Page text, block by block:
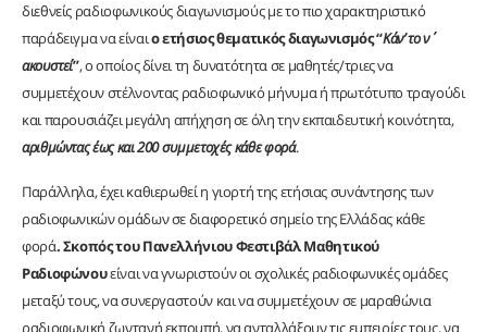
διεθνείς ραδιοφωνικούς διαγωνισμούς με το πιο χαρακτηριστικό
παράδειγμα να είναιο ετήσιος θεματικός διαγωνισμός “Κάν’ το ν΄
ακουστεί”, ο οποίος δίνει τη δυνατότητα σε μαθητές/τριες να
συμμετέχουν στέλνοντας ραδιοφωνικό μήνυμα ή πρωτότυπο τραγούδι
και παρουσιάζει μεγάλη απήχηση σε όλη την εκπαιδευτική κοινότητα,
αριθμώντας έως και 200 συμμετοχές κάθε φορά.
Παράλληλα, έχει καθιερωθεί η γιορτή της ετήσιας συνάντησης των
ραδιοφωνικών ομάδων σε διαφορετικό σημείο της Ελλάδας κάθε
φορά. Σκοπός του Πανελλήνιου Φεστιβάλ Μαθητικού
Ραδιοφώνουείναι να γνωριστούν οι σχολικές ραδιοφωνικές ομάδες
μεταξύ τους, να συνεργαστούν και να συμμετέχουν σε μαραθώνια
ραδιοφωνική ζωντανή εκπομπή, να ανταλλάξουν τις εμπειρίες τους, να